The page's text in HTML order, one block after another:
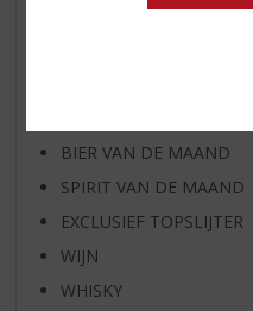
AANBIEDINGEN
BIER VAN DE MAAND
SPIRIT VAN DE MAAND
EXCLUSIEF TOPSLIJTER
WIJN
WHISKY